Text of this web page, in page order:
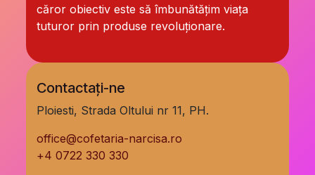
căror obiectiv este să îmbunătățim viața
tuturor prin produse revoluționare.
Contactați-ne
Ploiesti, Strada Oltului nr 11, PH.
office@cofetaria-narcisa.ro
+4 0722 330 330